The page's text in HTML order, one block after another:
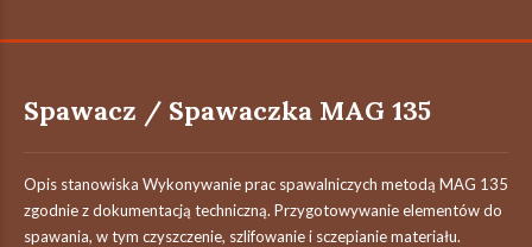
Spawacz / Spawaczka MAG 135
Opis stanowiska Wykonywanie prac spawalniczych metodą MAG 135
zgodnie z dokumentacją techniczną. Przygotowywanie elementów do
spawania, w tym czyszczenie, szlifowanie i sczepianie materiału.